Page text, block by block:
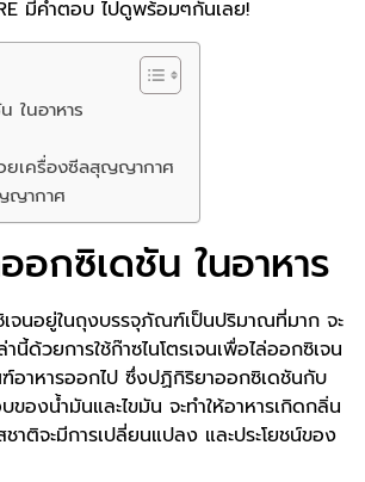
มีคำตอบ ไปดูพร้อมๆกันเลย!
ในอาหาร
ยเครื่องซีลสุญญากาศ
ญากาศ
อกซิเดชัน ในอาหาร
จนอยู่ในถุงบรรจุภัณฑ์เป็นปริมาณที่มาก จะ
นี้ด้วยการใช้ก๊าซไนโตรเจนเพื่อไล่ออกซิเจน
อาหารออกไป ซึ่งปฏิกิริยาออกซิเดชันกับ
ของน้ำมันและไขมัน จะทำให้อาหารเกิดกลิ่น
าติจะมีการเปลี่ยนแปลง และประโยชน์ของ